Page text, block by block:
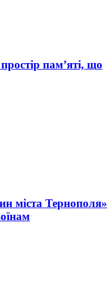
пам’яті, що
міста Тернополя»